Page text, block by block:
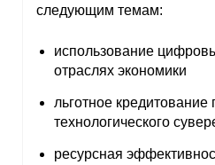
следующим темам:
использование
отраслях экономики
льготное кредитование
технологического
ресурсная